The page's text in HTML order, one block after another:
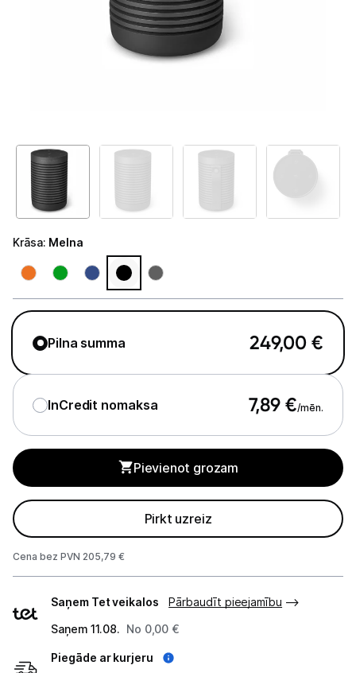
TV iekārtas
Soundbars
Austiņas
Skaļruņi
Bezvadu skaļruņi
Vinila plašu atskaņotāji
GAMING pasaule >
Portatīvie datori un piederumi
Austiņas
Bezvadu skaļruņi
Datoru skaļruņi
Krāsa: Melna
Pilna summa 249,00 €
InCredit nomaksa 7,89 €/mēn.
Pievienot grozam
Pirkt uzreiz
Cena bez PVN 205,79 €
veidi
Saņem Tet veikalos
Pārbaudīt pieejamību
Saņem 11.08. No 0,00 €
Piegāde ar kurjeru